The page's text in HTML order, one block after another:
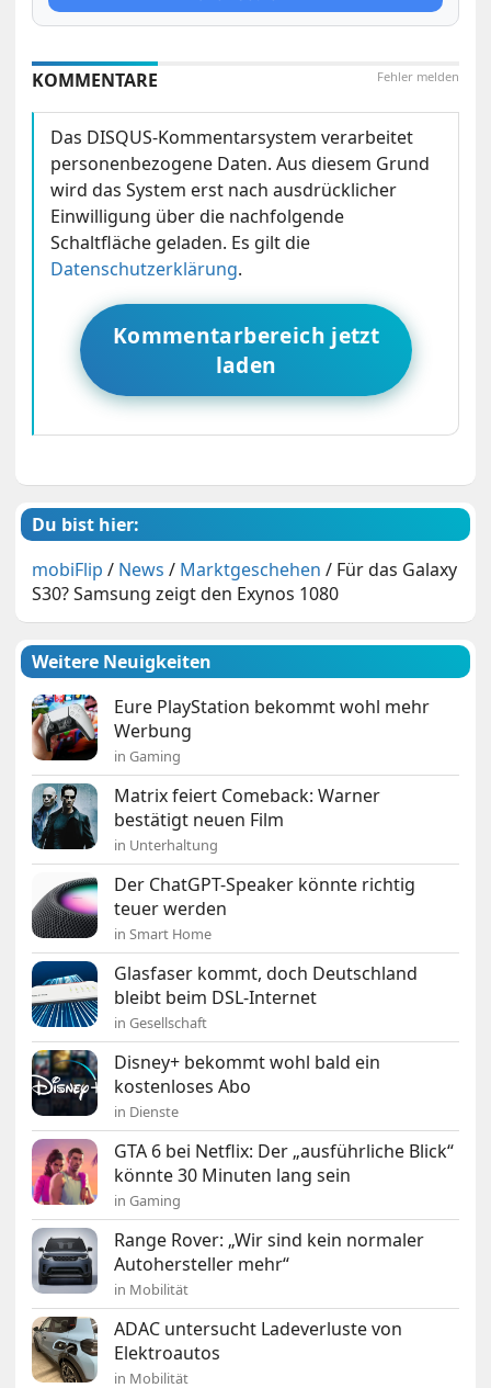
Fehler melden
KOMMENTARE
Das DISQUS-Kommentarsystem verarbeitet
personenbezogene Daten. Aus diesem Grund
wird das System erst nach ausdrücklicher
Einwilligung über die nachfolgende
Schaltfläche geladen. Es gilt die
Datenschutzerklärung.
Kommentarbereich jetzt
laden
Du bist hier:
mobiFlip / News / Marktgeschehen / Für das Galaxy
S30? Samsung zeigt den Exynos 1080
Weitere Neuigkeiten
Eure PlayStation bekommt wohl mehr
Werbung
in Gaming
Matrix feiert Comeback: Warner
bestätigt neuen Film
in Unterhaltung
Der ChatGPT-Speaker könnte richtig
teuer werden
in Smart Home
Glasfaser kommt, doch Deutschland
bleibt beim DSL-Internet
in Gesellschaft
Disney+ bekommt wohl bald ein
kostenloses Abo
in Dienste
GTA 6 bei Netflix: Der „ausführliche Blick“
könnte 30 Minuten lang sein
in Gaming
Range Rover: „Wir sind kein normaler
Autohersteller mehr“
in Mobilität
ADAC untersucht Ladeverluste von
Elektroautos
in Mobilität